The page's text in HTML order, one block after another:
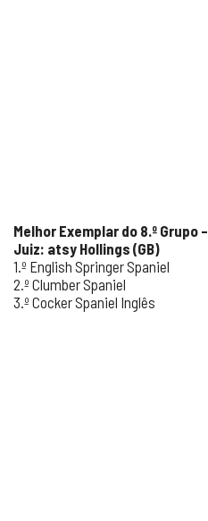
Melhor Exemplar do 8.º Grupo –
Juiz: atsy Hollings (GB)
1.º English Springer Spaniel
2.º Clumber Spaniel
3.º Cocker Spaniel Inglês